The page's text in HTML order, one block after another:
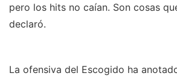
pero los hits no caían. Son cosas
declaró.
La ofensiva del Escogido ha